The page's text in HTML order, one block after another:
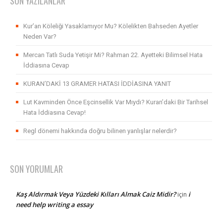
Kur’an Köleliği Yasaklamıyor Mu? Kölelikten Bahseden Ayetler
Neden Var?
Mercan Tatlı Suda Yetişir Mi? Rahman 22. Ayetteki Bilimsel Hata
İddiasına Cevap
KURAN’DAKİ 13 GRAMER HATASI İDDİASINA YANIT
Lut Kavminden Önce Eşcinsellik Var Mıydı? Kuran’daki Bir Tarihsel
Hata İddiasına Cevap!
Regl dönemi hakkında doğru bilinen yanlışlar nelerdir?
SON YORUMLAR
Kaş Aldırmak Veya Yüzdeki Kılları Almak Caiz Midir?için i
need help writing a essay